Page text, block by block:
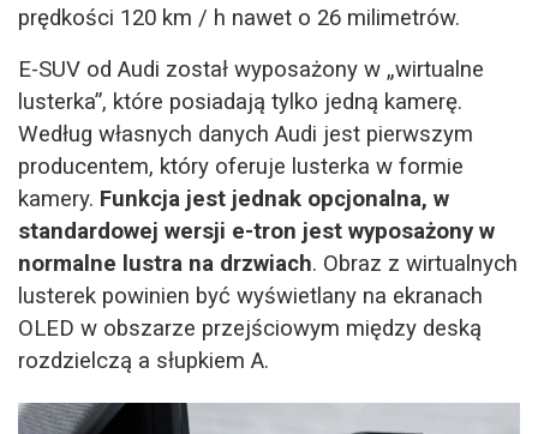
prędkości 120 km / h nawet o 26 milimetrów.
E-SUV od Audi został wyposażony w „wirtualne
lusterka”, które posiadają tylko jedną kamerę.
Według własnych danych Audi jest pierwszym
producentem, który oferuje lusterka w formie
kamery. Funkcja jest jednak opcjonalna, w
standardowej wersji e-tron jest wyposażony w
normalne lustra na drzwiach. Obraz z wirtualnych
lusterek powinien być wyświetlany na ekranach
OLED w obszarze przejściowym między deską
rozdzielczą a słupkiem A.